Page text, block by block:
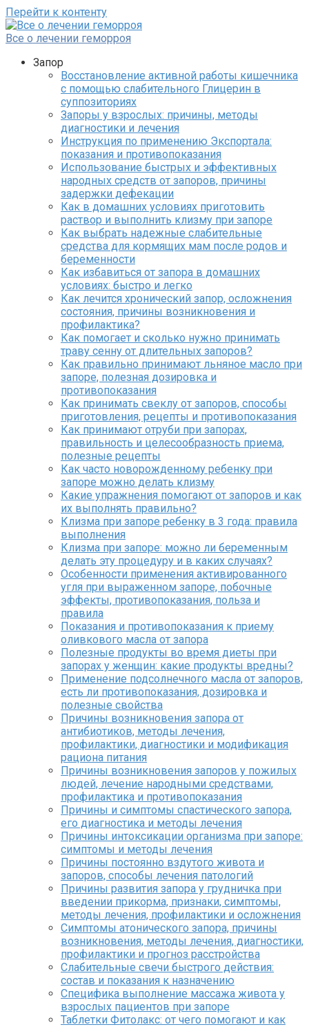
Перейти к контенту
Все о лечении геморроя
Запор
Восстановление активной работы кишечника
с помощью слабительного Глицерин в
суппозиториях
Запоры у взрослых: причины, методы
диагностики и лечения
Инструкция по применению Экспортала:
показания и противопоказания
Использование быстрых и эффективных
народных средств от запоров, причины
задержки дефекации
Как в домашних условиях приготовить
раствор и выполнить клизму при запоре
Как выбрать надежные слабительные
средства для кормящих мам после родов и
беременности
Как избавиться от запора в домашних
условиях: быстро и легко
Как лечится хронический запор, осложнения
состояния, причины возникновения и
профилактика?
Как помогает и сколько нужно принимать
траву сенну от длительных запоров?
Как правильно принимают льняное масло при
запоре, полезная дозировка и
противопоказания
Как принимать свеклу от запоров, способы
приготовления, рецепты и противопоказания
Как принимают отруби при запорах,
правильность и целесообразность приема,
полезные рецепты
Как часто новорожденному ребенку при
запоре можно делать клизму
Какие упражнения помогают от запоров и как
их выполнять правильно?
Клизма при запоре ребенку в 3 года: правила
выполнения
Клизма при запоре: можно ли беременным
делать эту процедуру и в каких случаях?
Особенности применения активированного
угля при выраженном запоре, побочные
эффекты, противопоказания, польза и
правила
Показания и противопоказания к приему
оливкового масла от запора
Полезные продукты во время диеты при
запорах у женщин: какие продукты вредны?
Применение подсолнечного масла от запоров,
есть ли противопоказания, дозировка и
полезные свойства
Причины возникновения запора от
антибиотиков, методы лечения,
профилактики, диагностики и модификация
рациона питания
Причины возникновения запоров у пожилых
людей, лечение народными средствами,
профилактика и противопоказания
Причины и симптомы спастического запора,
его диагностика и методы лечения
Причины интоксикации организма при запоре:
симптомы и методы лечения
Причины постоянно вздутого живота и
запоров, способы лечения патологий
Причины развития запора у грудничка при
введении прикорма, признаки, симптомы,
методы лечения, профилактики и осложнения
Симптомы атонического запора, причины
возникновения, методы лечения, диагностики,
профилактики и прогноз расстройства
Слабительные свечи быстрого действия:
состав и показания к назначению
Специфика выполнение массажа живота у
взрослых пациентов при запоре
Таблетки Фитолакс: от чего помогают и как